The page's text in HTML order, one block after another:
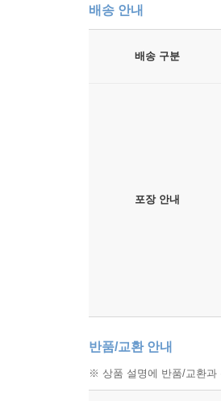
배송 안내
배송 구분
포장 안내
반품/교환 안내
※ 상품 설명에 반품/교환과